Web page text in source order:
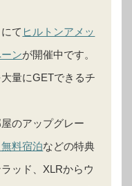
て ヒルトンアメッ
ンが開催中です。
量にGETできるチ
のアップグレー
料宿泊などの特典
ッド、XLRからウ